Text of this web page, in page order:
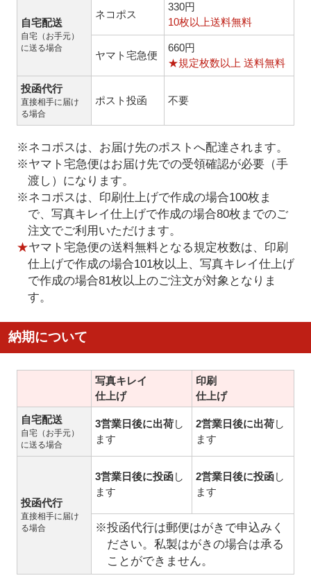
自宅配送
自宅（お手元）
に送る場合
ネコポス
330円
10枚以上送料無料
ヤマト宅急便
660円
★規定枚数以上 送料無料
投函代行
直接相手に届け
る場合
ポスト投函 不要
※ネコポスは、お届け先のポストへ配達されます。
※ヤマト宅急便はお届け先での受領確認が必要（手
渡し）になります。
※ネコポスは、印刷仕上げで作成の場合100枚ま
で、写真キレイ仕上げで作成の場合80枚までのご
注文でご利用いただけます。
★ヤマト宅急便の送料無料となる規定枚数は、印刷
仕上げで作成の場合101枚以上、写真キレイ仕上げ
で作成の場合81枚以上のご注文が対象となりま
す。
納期について
写真キレイ
仕上げ
印刷
仕上げ
自宅配送
自宅（お手元）
に送る場合
3営業日後に出荷し
ます
2営業日後に出荷し
ます
投函代行
直接相手に届け
る場合
3営業日後に投函し
ます
2営業日後に投函し
ます
※投函代行は郵便はがきで申込みく
ださい。私製はがきの場合は承る
ことができません。